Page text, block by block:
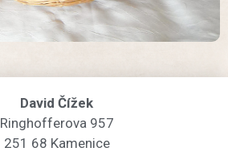
David Čížek
Ringhofferova 957
251 68 Kamenice